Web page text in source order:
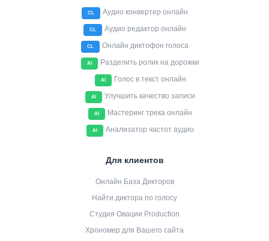
CL Аудио конвертер онлайн
CL Аудио редактор онлайн
CL Онлайн диктофон голоса
AI Разделить ролик на дорожки
AI Голос в текст онлайн
AI Улучшить качество записи
AI Мастеринг трека онлайн
AI Анализатор частот аудио
Для клиентов
Онлайн База Дикторов
Найти диктора по голосу
Студия Овации Production
Хрономер для Вашего сайта